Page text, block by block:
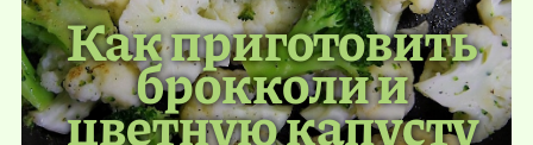
Как приготовить
брокколи и
цветную капусту